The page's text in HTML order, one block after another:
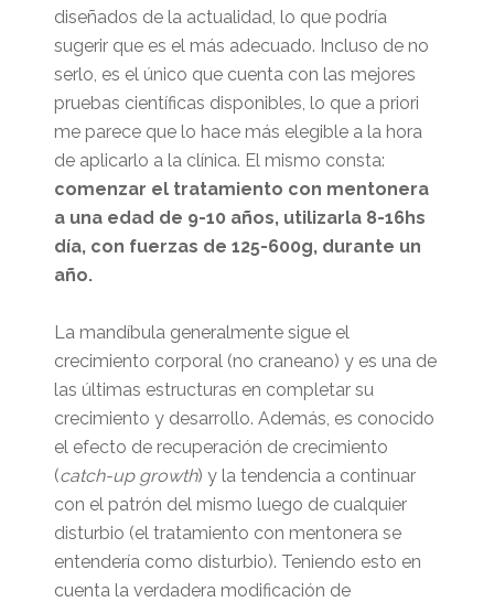
diseñados de la actualidad, lo que podría
sugerir que es el más adecuado. Incluso de no
serlo, es el único que cuenta con las mejores
pruebas científicas disponibles, lo que a priori
me parece que lo hace más elegible a la hora
de aplicarlo a la clínica. El mismo consta:
comenzar el tratamiento con mentonera
a una edad de 9-10 años, utilizarla 8-16hs
día, con fuerzas de 125-600g, durante un
año.
La mandíbula generalmente sigue el
crecimiento corporal (no craneano) y es una de
las últimas estructuras en completar su
crecimiento y desarrollo. Además, es conocido
el efecto de recuperación de crecimiento
(catch-up growth) y la tendencia a continuar
con el patrón del mismo luego de cualquier
disturbio (el tratamiento con mentonera se
entendería como disturbio). Teniendo esto en
cuenta la verdadera modificación de